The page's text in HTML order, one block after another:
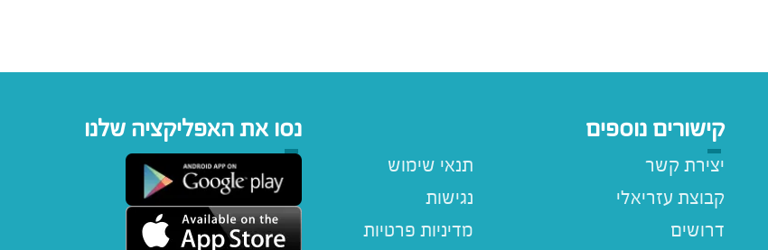
קישורים נוספים
תנאי שימוש
נגישות
מדיניות פרטיות
יצירת קשר
קבוצת עזריאלי
דרושים
נסו את האפליקציה שלנו